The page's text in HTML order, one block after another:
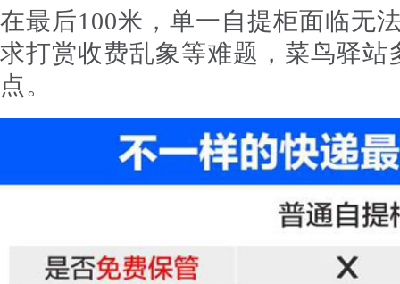
在最后100米，单一自提柜面临无
求打赏收费乱象等难题，菜鸟驿
点。